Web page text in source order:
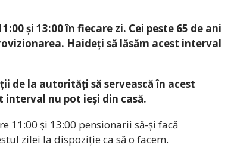
și 13:00 în fiecare zi. Cei peste 65 de ani
Haideți să lăsăm acest interval
de la autorități să servească în acest
nu pot ieși din casă.
11:00 și 13:00 pensionarii să-și facă
zilei la dispoziție ca să o facem.